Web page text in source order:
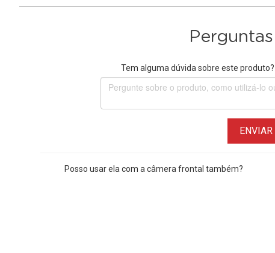
Tem alguma dúvida sobre este
ENVIAR
Posso usar ela com a câmera frontal também?